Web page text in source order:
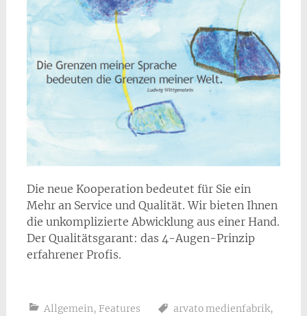
Die neue Kooperation bedeutet für Sie ein
Mehr an Service und Qualität. Wir bieten Ihnen
die unkomplizierte Abwicklung aus einer Hand.
Der Qualitätsgarant: das 4-Augen-Prinzip
erfahrener Profis.
Allgemein, Features arvato medienfabrik,